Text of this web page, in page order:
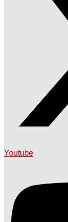
Youtube